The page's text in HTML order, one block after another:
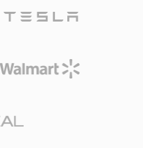
powierzchni
wydania w
oczekiwania
ktorego
W64 osiaga to,
osiagac rozmiary